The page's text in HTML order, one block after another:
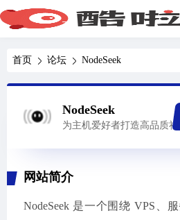
首页 论坛 NodeSeek
NodeSeek
为主机爱好者打造高品质社
网站简介
NodeSeek 是一个围绕 VPS、